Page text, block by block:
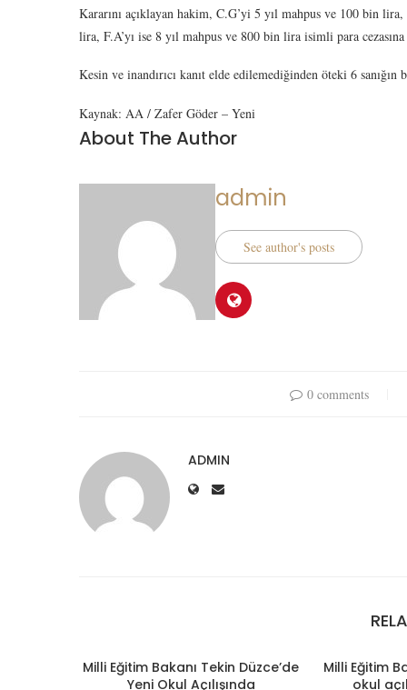
Kararını açıklayan hakim, C.G’yi 5 yıl mahpus ve 100 bin
lira, F.A’yı ise 8 yıl mahpus ve 800 bin lira isimli para cezasına
Kesin ve inandırıcı kanıt elde edilemediğinden öteki 6
Kaynak: AA / Zafer Göder – Yeni
About The Author
admin
See author's posts
0 comments
ADMIN
Milli Eğitim Bakanı Tekin Düzce’de
Yeni Okul Açılışında
Milli Eğitim
okul